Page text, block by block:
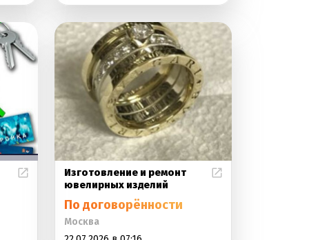
Изготовление и ремонт
ювелирных изделий
По договорённости
Москва